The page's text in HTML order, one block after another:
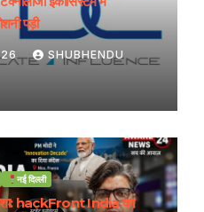
पड़ी
SHUBHENDU
नई दिल्ली
hackFront India का